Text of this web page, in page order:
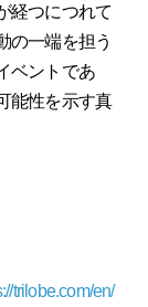
経つにつれて
の一端を担う
ベントであ
能性を示す真
trilobe.com/en/